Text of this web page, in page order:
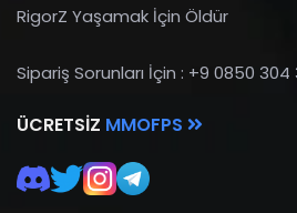
RigorZ Yaşamak İçin Öldür
Sipariş Sorunları İçin : +9 0850 304
ÜCRETSIZ MMOFPS